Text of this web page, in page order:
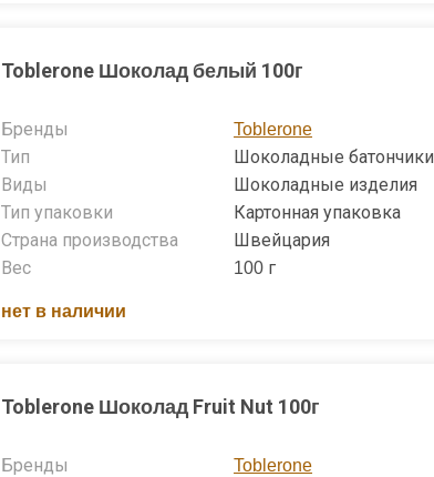
Toblerone Шоколад белый 100г
Бренды
Toblerone
Тип
Шоколадные батончики
Виды
Шоколадные изделия
Тип упаковки
Картонная упаковка
Страна производства
Швейцария
Вес
100 г
нет в наличии
Toblerone Шоколад Fruit Nut 100г
Бренды
Toblerone